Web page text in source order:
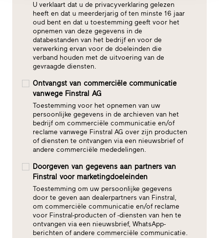
U verklaart dat u de privacyverklaring gelezen
heeft en dat u meerderjarig of ten minste 16 jaar
oud bent en dat u toestemming geeft voor het
opnemen van deze gegevens in de
databestanden van het bedrijf en voor de
verwerking ervan voor de doeleinden die
verband houden met de uitvoering van de
gevraagde diensten.
Ontvangst van commerciële communicatie
vanwege Finstral AG
Toestemming voor het opnemen van uw
persoonlijke gegevens in de archieven van het
bedrijf om commerciële communicatie en/of
reclame vanwege Finstral AG over zijn producten
of diensten te ontvangen via een nieuwsbrief of
andere commerciële mededelingen.
Doorgeven van gegevens aan partners van
Finstral voor marketingdoeleinden
Toestemming om uw persoonlijke gegevens
door te geven aan dealerpartners van Finstral,
om commerciële communicatie en/of reclame
voor Finstral-producten of -diensten van hen te
ontvangen via een nieuwsbrief, WhatsApp-
berichten of andere commerciële communicatie.